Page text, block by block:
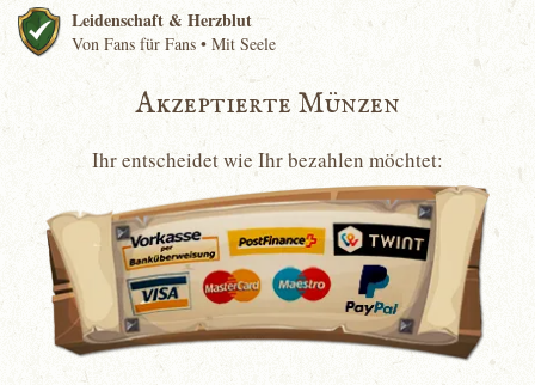
Leidenschaft & Herzblut
Von Fans für Fans • Mit Seele
Akzeptierte Münzen
Ihr entscheidet wie Ihr bezahlen möchtet: